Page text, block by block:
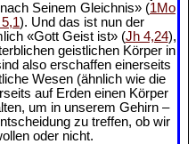
Seinem Gleichnis» (1Mo
). Und das ist nun der
«Gott Geist ist» (Jh 4,24),
geistlichen Körper in
also erschaffen einerseits
Wesen (ähnlich wie die
auf Erden einen Körper
um in unserem Gehirn –
zu treffen, ob wir
oder nicht.